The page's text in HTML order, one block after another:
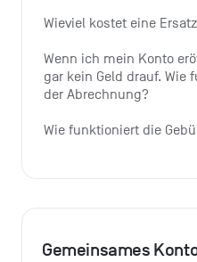
Wieviel kostet eine
Wenn ich mein Konto
gar kein Geld drauf.
der Abrechnung?
Wie funktioniert die
Gemeinsames